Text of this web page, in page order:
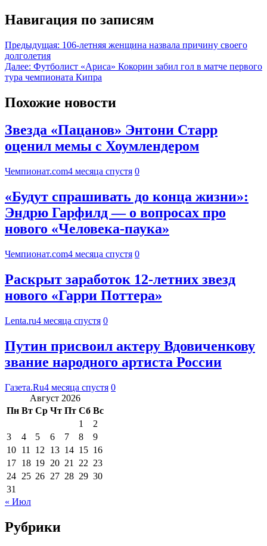
Навигация по записям
Предыдущая: 106-летняя женщина назвала причину своего
долголетия
Далее: Футболист «Ариса» Кокорин забил гол в матче первого
тура чемпионата Кипра
Похожие новости
Звезда «Пацанов» Энтони Старр
оценил мемы с Хоумлендером
Чемпионат.com4 месяца спустя 0
«Будут спрашивать до конца жизни»:
Эндрю Гарфилд — о вопросах про
нового «Человека-паука»
Чемпионат.com4 месяца спустя 0
Раскрыт заработок 12-летних звезд
нового «Гарри Поттера»
Lenta.ru4 месяца спустя 0
Путин присвоил актеру Вдовиченкову
звание народного артиста России
Газета.Ru4 месяца спустя 0
Август 2026
Пн Вт Ср Чт Пт Сб Вс
1
2
3
4 5 6 7 8
9
10 11 12 13 14 15 16
17 18 19 20 21 22 23
24 25 26 27 28 29 30
31
« Июл
Рубрики